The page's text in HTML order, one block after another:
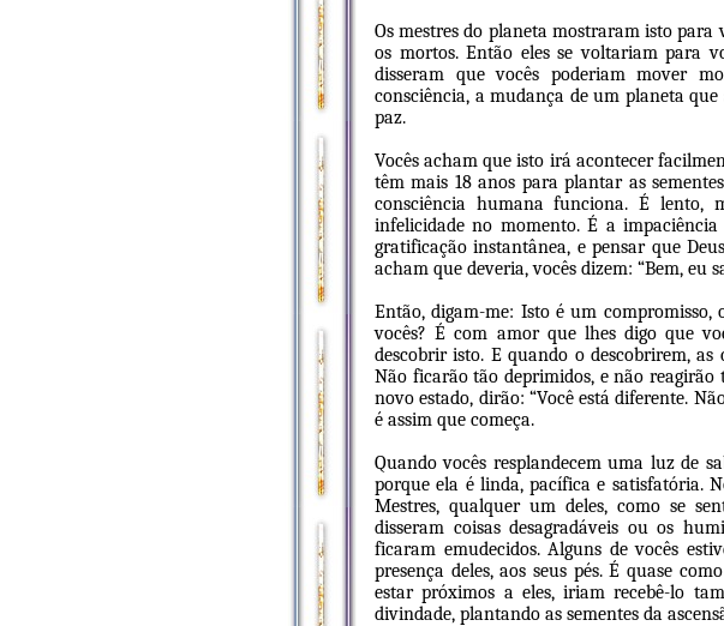
Os mestres do planeta mostraram isto para
os mortos. Então eles se voltariam para
disseram que vocês poderiam mover
consciência, a mudança de um planeta
paz.
Vocês acham que isto irá acontecer
têm mais 18 anos para plantar as
consciência humana funciona. É lento,
infelicidade no momento. É a
gratificação instantânea, e pensar que
acham que deveria, vocês dizem: “Bem, eu
Então, digam-me: Isto é um
vocês? É com amor que lhes digo que
descobrir isto. E quando o descobrirem,
Não ficarão tão deprimidos, e não reagirão
novo estado, dirão: “Você está diferente.
é assim que começa.
Quando vocês resplandecem uma luz de
porque ela é linda, pacífica e satisfatória.
Mestres, qualquer um deles, como se
disseram coisas desagradáveis ou os
ficaram emudecidos. Alguns de vocês
presença deles, aos seus pés. É quase
estar próximos a eles, iriam recebê-lo
divindade, plantando as sementes da